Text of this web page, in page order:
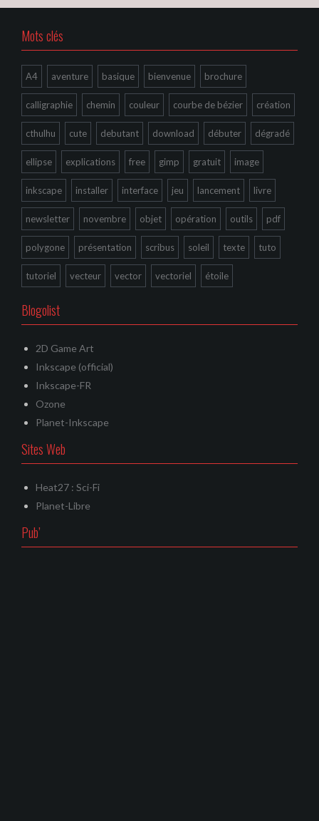
Mots clés
A4 aventure basique bienvenue brochure
calligraphie chemin couleur courbe de bézier création
cthulhu cute debutant download débuter dégradé
ellipse explications free gimp gratuit image
inkscape installer interface jeu lancement livre
newsletter novembre objet opération outils pdf
polygone présentation scribus soleil texte tuto
tutoriel vecteur vector vectoriel étoile
Blogolist
2D Game Art
Inkscape (official)
Inkscape-FR
Ozone
Planet-Inkscape
Sites Web
Heat27 : Sci-Fi
Planet-Libre
Pub’